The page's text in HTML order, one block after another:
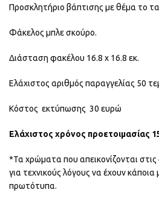
Προσκλητήριο βάπτισης με θέμα το
Φάκελος μπλε σκούρο.
Διάσταση φακέλου 16.8 x 16.8 εκ.
Ελάχιστος αριθμός παραγγελίας 50
Κόστος εκτύπωσης 30 ευρώ
Ελάχιστος χρόνος προετοιμασίας
*Τα χρώματα που απεικονίζονται
για τεχνικούς λόγους να έχουν
πρωτότυπα.